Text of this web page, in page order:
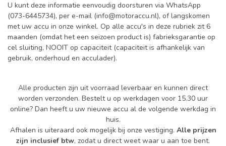
U kunt deze informatie eenvoudig doorsturen via WhatsApp
(073-6445734), per e-mail (info@motoraccu.nl), of langskomen
met uw accu in onze winkel. Op alle accu's in deze rubriek zit 6
maanden (omdat het een seizoen product is) fabrieksgarantie op
cel sluiting, NOOIT op capaciteit (capaciteit is afhankelijk van
gebruik, onderhoud en acculader).
Alle producten zijn uit voorraad leverbaar en kunnen direct
worden verzonden. Bestelt u op werkdagen voor 15.30 uur
online? Dan heeft u uw nieuwe accu al de volgende werkdag in
huis.
Afhalen is uiteraard ook mogelijk bij onze vestiging. Alle prijzen
zijn inclusief btw, zodat u direct weet waar u aan toe bent.